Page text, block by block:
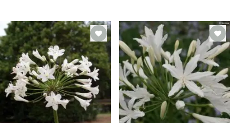
OFERTA
RELÁMPAGO
¡HASTA
UN
30
%
DE
DESCUENTO
EN
BULBOS
DE
PRIMAVERA
NOVEDADES